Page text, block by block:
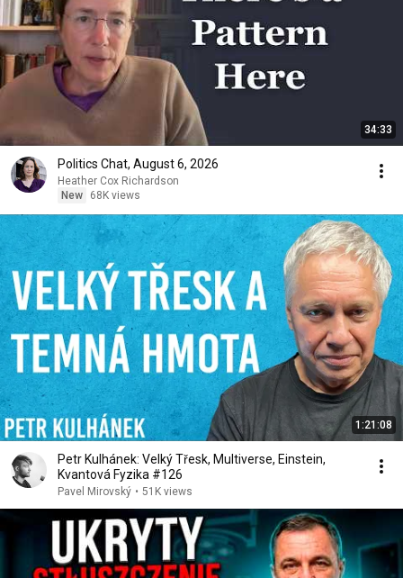
34:33
Politics Chat, August 6, 2026
Heather Cox Richardson
New
68K views
1:21:08
Petr Kulhánek: Velký Třesk, Multiverse, Einstein,
Kvantová Fyzika #126
Pavel Mirovský • 51K views